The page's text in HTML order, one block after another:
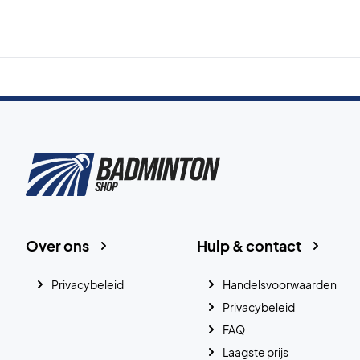
Hulp & contact
Handelsvoorwaarden
Privacybeleid
FAQ
Laagste prijs
Over ons
Privacybeleid